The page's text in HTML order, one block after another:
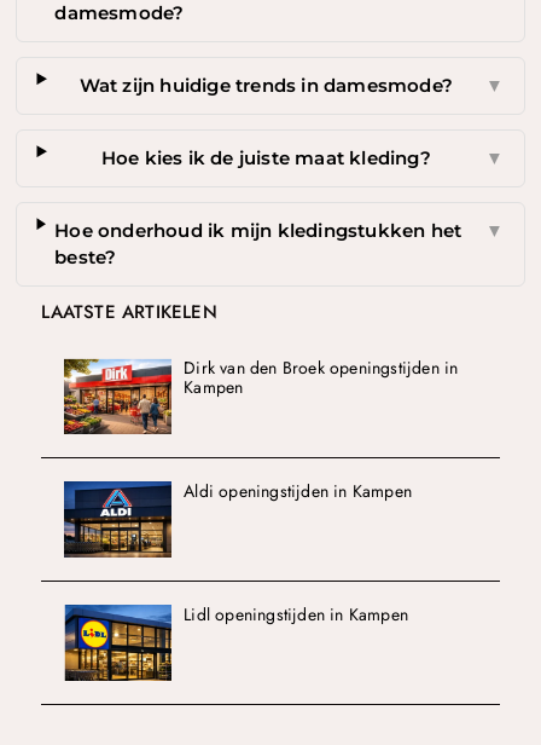
damesmode?
Wat zijn huidige trends in damesmode? ▼
Hoe kies ik de juiste maat kleding? ▼
Hoe onderhoud ik mijn kledingstukken het
beste?
▼
LAATSTE ARTIKELEN
Dirk van den Broek openingstijden in
Kampen
Aldi openingstijden in Kampen
Lidl openingstijden in Kampen